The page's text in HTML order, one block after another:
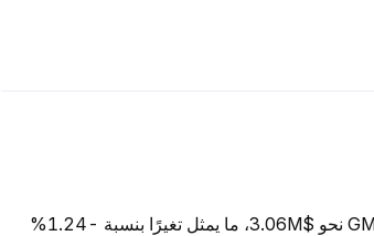
اعتبارًا من 6 أغسطس 2026، تبلغ القيمة السوقية الإجمالية لـ GMCOIN نحو $3.06M، ما يمثل تغيرًا بنسبة -1.24%